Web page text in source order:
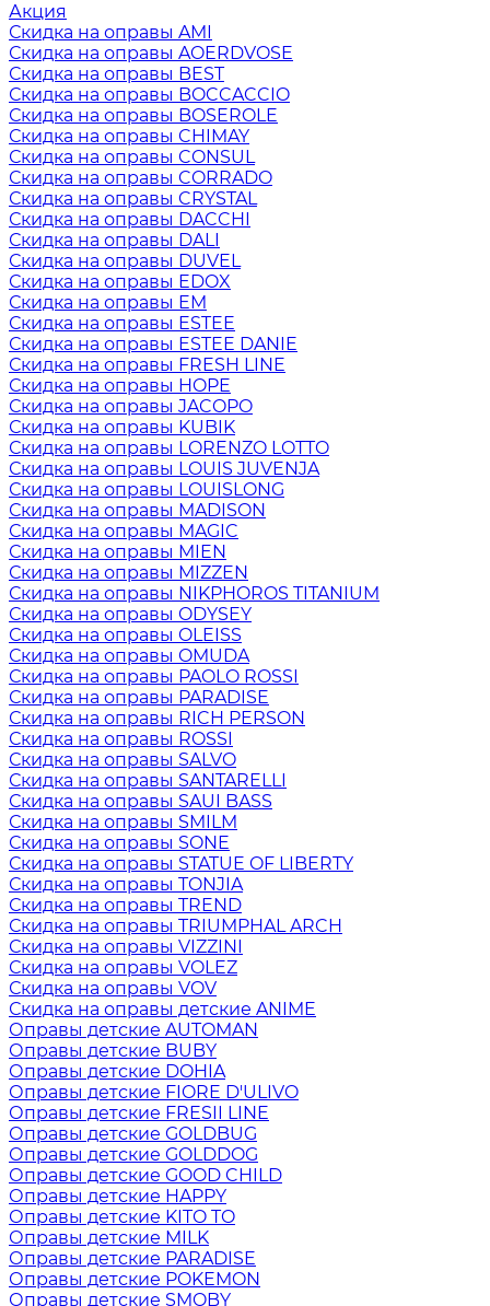
Акция
Скидка на оправы AMI
Скидка на оправы AOERDVOSE
Скидка на оправы BEST
Скидка на оправы BOCCACCIO
Скидка на оправы BOSEROLE
Скидка на оправы CHIMAY
Скидка на оправы CONSUL
Скидка на оправы CORRADO
Скидка на оправы CRYSTAL
Скидка на оправы DACCHI
Скидка на оправы DALI
Скидка на оправы DUVEL
Скидка на оправы EDOX
Скидка на оправы EM
Скидка на оправы ESTEE
Скидка на оправы ESTEE DANIE
Скидка на оправы FRESH LINE
Скидка на оправы HOPE
Скидка на оправы JACOPO
Скидка на оправы KUBIK
Скидка на оправы LORENZO LOTTO
Скидка на оправы LOUIS JUVENJA
Скидка на оправы LOUISLONG
Скидка на оправы MADISON
Скидка на оправы MAGIC
Скидка на оправы MIEN
Скидка на оправы MIZZEN
Скидка на оправы NIKPHOROS TITANIUM
Скидка на оправы ODYSEY
Скидка на оправы OLEISS
Скидка на оправы OMUDA
Скидка на оправы PAOLO ROSSI
Скидка на оправы PARADISE
Скидка на оправы RICH PERSON
Скидка на оправы ROSSI
Скидка на оправы SALVO
Скидка на оправы SANTARELLI
Скидка на оправы SAUI BASS
Скидка на оправы SMILM
Скидка на оправы SONE
Скидка на оправы STATUE OF LIBERTY
Скидка на оправы TONJIA
Скидка на оправы TREND
Скидка на оправы TRIUMPHAL ARCH
Скидка на оправы VIZZINI
Скидка на оправы VOLEZ
Скидка на оправы VOV
Скидка на оправы детские ANIME
Оправы детские AUTOMAN
Оправы детские BUBY
Оправы детские DOHIA
Оправы детские FIORE D'ULIVO
Оправы детские FRESII LINE
Оправы детские GOLDBUG
Оправы детские GOLDDOG
Оправы детские GOOD CHILD
Оправы детские HAPPY
Оправы детские KITO TO
Оправы детские MILK
Оправы детские PARADISE
Оправы детские POKEMON
Оправы детские SMOBY